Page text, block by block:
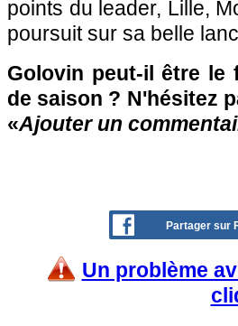
points du leader, Lille,
poursuit sur sa belle
Golovin peut-il être le
de saison ? N'hésitez
«Ajouter un
Partager sur
Un problème